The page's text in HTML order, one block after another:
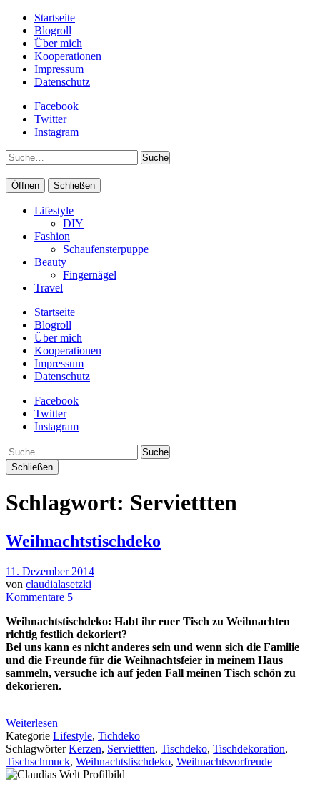
Startseite
Blogroll
Über mich
Kooperationen
Impressum
Datenschutz
Facebook
Twitter
Instagram
Suche
Öffnen Schließen
Lifestyle
DIY
Fashion
Schaufensterpuppe
Beauty
Fingernägel
Travel
Startseite
Blogroll
Über mich
Kooperationen
Impressum
Datenschutz
Facebook
Twitter
Instagram
Suche
Schließen
Schlagwort: Serviettten
Weihnachtstischdeko
11. Dezember 2014
von claudialasetzki
Kommentare 5
Weihnachtstischdeko: Habt ihr euer Tisch zu Weihnachten
richtig festlich dekoriert?
Bei uns kann es nicht anderes sein und wenn sich die Familie
und die Freunde für die Weihnachtsfeier in meinem Haus
sammeln, versuche ich auf jeden Fall meinen Tisch schön zu
dekorieren.
Weiterlesen
Kategorie Lifestyle, Tichdeko
SchlagwörterKerzen, Serviettten, Tischdeko, Tischdekoration,
Tischschmuck, Weihnachtstischdeko, Weihnachtsvorfreude